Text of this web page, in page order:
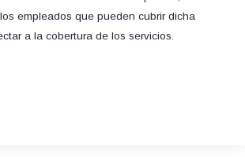
empleados que pueden cubrir dicha
a la cobertura de los servicios.